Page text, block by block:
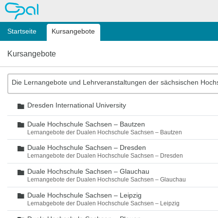
OPAL
Startseite Kursangebote
Kursangebote
Die Lernangebote und Lehrveranstaltungen der sächsischen
Ordner
Dresden International University
Ordner
Duale Hochschule Sachsen – Bautzen
Lernangebote der Dualen Hochschule Sachsen – Bautzen
Ordner
Duale Hochschule Sachsen – Dresden
Lernangebote der Dualen Hochschule Sachsen – Dresden
Ordner
Duale Hochschule Sachsen – Glauchau
Lernangebote der Dualen Hochschule Sachsen – Glauchau
Ordner
Duale Hochschule Sachsen – Leipzig
Lernabgebote der Dualen Hochschule Sachsen – Leipzig